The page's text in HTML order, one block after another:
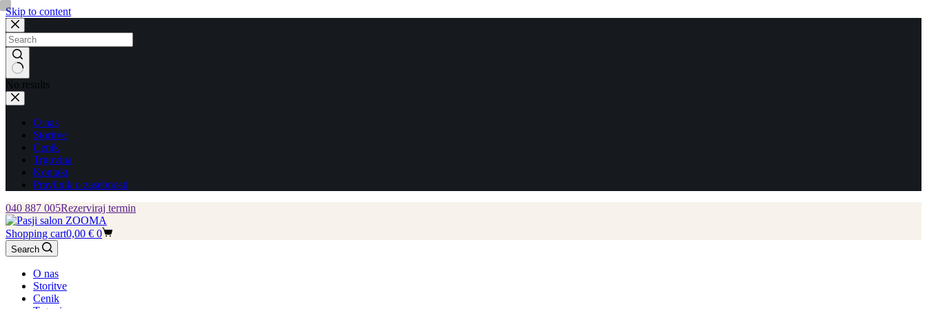
Skip to content
No results
O nas
Storitve
Cenik
Trgovina
Kontakt
Pravilnik o zasebnosti
040 887 005Rezerviraj termin
Shopping cart0,00 € 0
Search
O nas
Storitve
Cenik